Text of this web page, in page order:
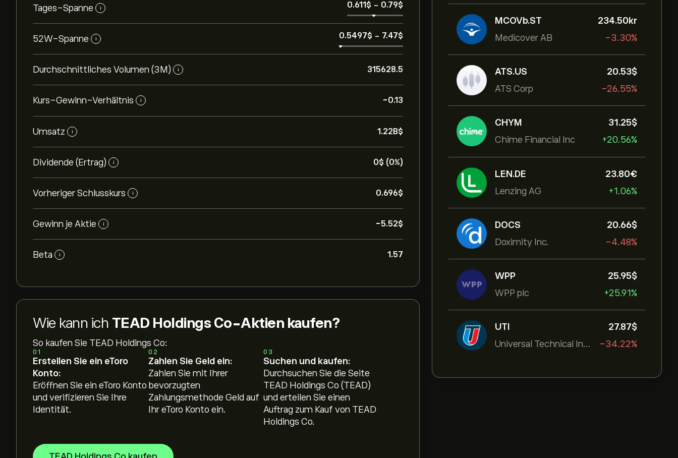
MCOVb.ST
Medicover AB
234.50‎kr‎
-3.30%
ATS.US
ATS Corp
20.53‎$‎
-26.55%
CHYM
Chime Financial Inc
31.25‎$‎
+20.56%
LEN.DE
Lenzing AG
23.80‎€‎
+1.06%
DOCS
Doximity Inc.
20.66‎$‎
-4.48%
WPP
WPP plc
25.95‎$‎
+25.91%
UTI
Universal Technical Institut
27.87‎$‎
-34.22%
Tages-Spanne i 0.611‎$‎ - 0.79‎$‎
52W-Spanne i 0.5497‎$‎ - 7.47‎$‎
Durchschnittliches Volumen (3M) i 315628.5
Kurs-Gewinn-Verhältnis i -0.13
Umsatz i 1.22B‎$‎
Dividende (Ertrag) i 0‎$‎ (0%)
Vorheriger Schlusskurs i 0.696‎$‎
Gewinn je Aktie i -5.52‎$‎
Beta i 1.57
Wie kann ich TEAD Holdings Co-Aktien kaufen?
So kaufen Sie TEAD Holdings Co:
01
Erstellen Sie ein eToro
Konto:
Eröffnen Sie ein eToro Konto
und verifizieren Sie Ihre
Identität.
02
Zahlen Sie Geld ein:
Zahlen Sie mit Ihrer
bevorzugten
Zahlungsmethode Geld auf
Ihr eToro Konto ein.
03
Suchen und kaufen:
Durchsuchen Sie die Seite
TEAD Holdings Co (TEAD)
und erteilen Sie einen
Auftrag zum Kauf von TEAD
Holdings Co.